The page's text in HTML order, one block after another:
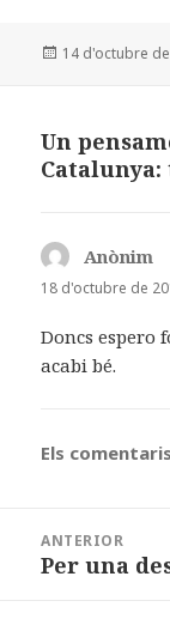
c
e
o
o
to
d
n
Publicat
14 d'octubre
Un
Anònim
18 d'octubre de
Doncs
acabi bé.
Els
d'entrades
ANTERIOR
Entrada
Per una